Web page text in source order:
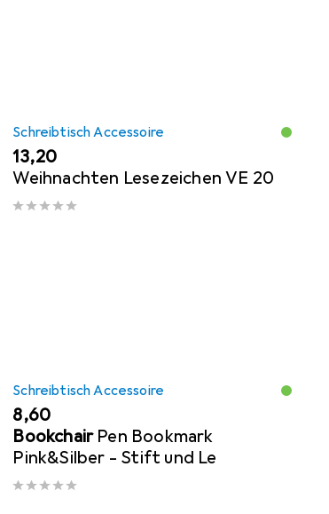
Schreibtisch Accessoire
EUR
13,20
Weihnachten Lesezeichen VE 20
Schreibtisch Accessoire
EUR
8,60
Bookchair Pen Bookmark
Pink&Silber - Stift und Le